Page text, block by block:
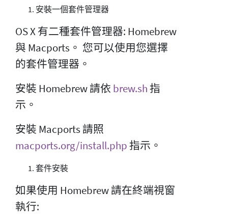
安裝一個套件管理器
OS X 有二種套件管理器: Homebrew
與 Macports。 您可以使用您選擇
的套件管理器。
安裝 Homebrew 請依 brew.sh指
示。
安裝 Macports 請照
macports.org/install.php指示。
套件安裝
如果使用 Homebrew 請在終端視窗
執行: